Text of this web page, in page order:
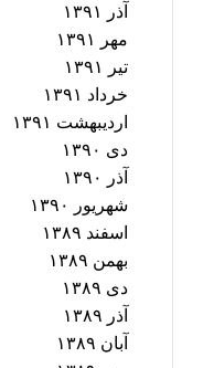
آذر ۱۳۹۱
مهر ۱۳۹۱
تیر ۱۳۹۱
خرداد ۱۳۹۱
اردیبهشت ۱۳۹۱
دی ۱۳۹۰
آذر ۱۳۹۰
شهریور ۱۳۹۰
اسفند ۱۳۸۹
بهمن ۱۳۸۹
دی ۱۳۸۹
آذر ۱۳۸۹
آبان ۱۳۸۹